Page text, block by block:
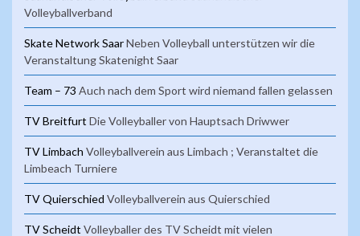
Volleyballverband
Skate Network SaarNeben Volleyball unterstützen wir die
Veranstaltung Skatenight Saar
Team – 73 Auch nach dem Sport wird niemand fallen gelassen
TV Breitfurt Die Volleyballer von Hauptsach Driwwer
TV Limbach Volleyballverein aus Limbach ; Veranstaltet die
Limbeach Turniere
TV Quierschied Volleyballverein aus Quierschied
TV Scheidt Volleyballer des TV Scheidt mit vielen